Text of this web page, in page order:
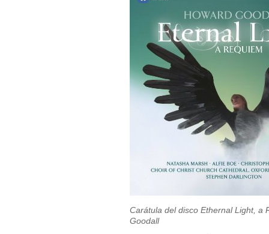
Carátula del disco Ethernal Light, a
Goodall